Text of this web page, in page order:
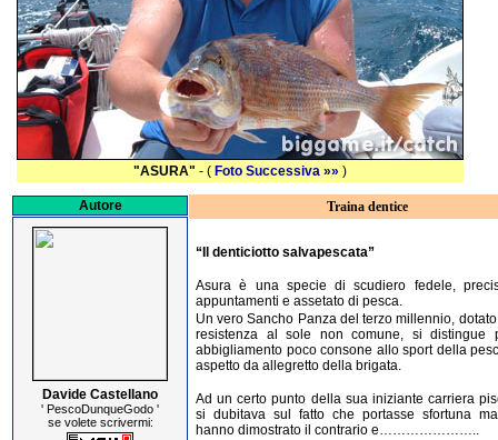
Autore
Davide Castellano
' PescoDunqueGodo '
se volete scrivermi:
Traina dentice
“Il denticiotto salvapescata”
Asura è una specie di scudiero fedele,
appuntamenti e assetato di pesca.
Un vero Sancho Panza del terzo millennio,
resistenza al sole non comune, si distingue
abbigliamento poco consone allo sport della
aspetto da allegretto della brigata.
Ad un certo punto della sua iniziante carriera
si dubitava sul fatto che portasse sfortuna
hanno dimostrato il contrario e…………………..
"ASURA" - ( Foto Successiva »» )